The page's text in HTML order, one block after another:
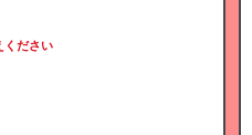
ください